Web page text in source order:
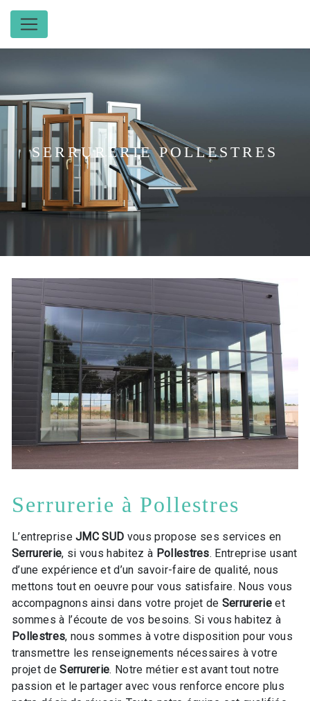
Panneau de gestion des cookies
SERRURERIE POLLESTRES
Serrurerie à Pollestres
L’entrepriseJMC SUD vous propose ses services en
Serrurerie, si vous habitez à Pollestres. Entreprise usant
d’une expérience et d’un savoir-faire de qualité, nous
mettons tout en oeuvre pour vous satisfaire. Nous vous
accompagnons ainsi dans votre projet de Serrurerie et
sommes à l’écoute de vos besoins. Si vous habitez à
Pollestres, nous sommes à votre disposition pour vous
transmettre les renseignements nécessaires à votre
projet deSerrurerie. Notre métier est avant tout notre
passion et le partager avec vous renforce encore plus